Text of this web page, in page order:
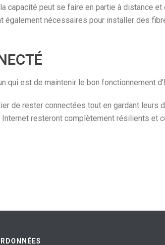
capacité peut se faire en partie à distance
nécessaires pour installer des
qui est de maintenir le bon fonctionnement
de rester connectées tout en gardant leurs
resteront complètement résilients et